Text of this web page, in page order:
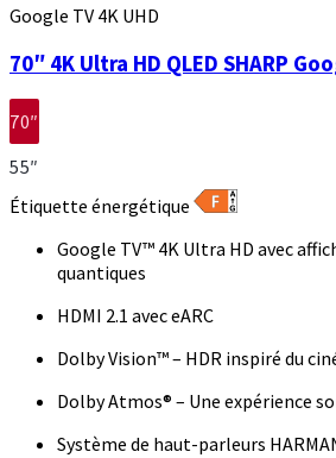
Google TV 4K UHD
70″ 4K Ultra HD QLED SHARP
70″
55″
Étiquette énergétique
Google TV™ 4K Ultra HD avec
quantiques
HDMI 2.1 avec eARC
Dolby Vision™ – HDR inspiré du
Dolby Atmos® – Une expérience
Système de haut-parleurs